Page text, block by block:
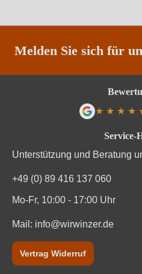
Säuregehalt in g/L
Traubenfarbe
Brennwert
Kohlenhydrate
Kohlenhydrate davon Zucker
Melden Sie sich für
Service-
Unterstützung und Beratung
+49 (0) 89 416 137 060
Mo-Fr, 10:00 - 17:00 Uhr
Mail: info@wirwinzer.de
Vertrag Widerruf
★ ★ ★ ★